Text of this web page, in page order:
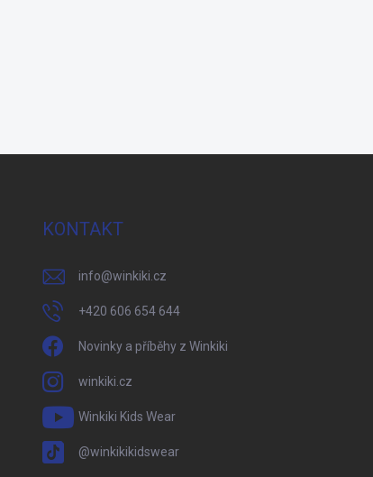
KONTAKT
info@winkiki.cz
+420 606 654 644
Novinky a příběhy z Winkiki
winkiki.cz
Winkiki Kids Wear
@winkikikidswear